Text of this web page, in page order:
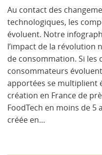
Au contact des
technologiques, les
évoluent. Notre
l’impact de la révolution
de consommation. Si les
consommateurs
apportées se multiplient
création en France de
FoodTech en moins de 5
créée en…